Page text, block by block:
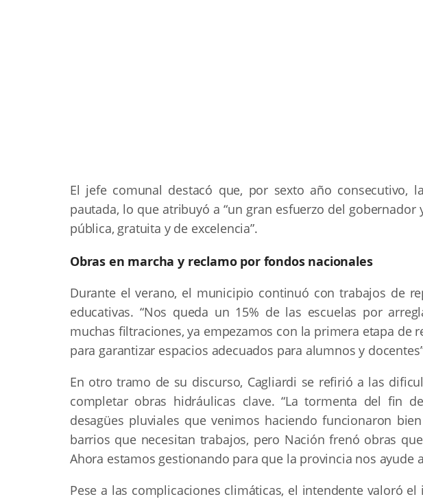
El jefe comunal destacó que, por sexto año consecutivo,
pautada, lo que atribuyó a “un gran esfuerzo del
pública, gratuita y de excelencia”.
Obras en marcha y reclamo por fondos nacionales
Durante el verano, el municipio continuó con trabajos de
educativas. “Nos queda un 15% de las escuelas por
muchas filtraciones, ya empezamos con la primera etapa de
para garantizar espacios adecuados para alumnos y
En otro tramo de su discurso, Cagliardi se refirió a las
completar obras hidráulicas clave. “La tormenta del fin
desagües pluviales que venimos haciendo funcionaron
barrios que necesitan trabajos, pero Nación frenó obras
Ahora estamos gestionando para que la provincia nos ayude
Pese a las complicaciones climáticas, el intendente valoró